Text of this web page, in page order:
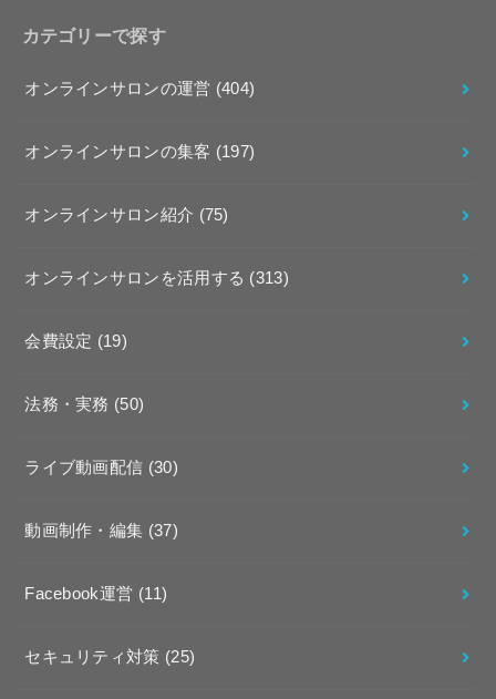
カテゴリーで探す
オンラインサロンの運営 (404)
オンラインサロンの集客 (197)
オンラインサロン紹介 (75)
オンラインサロンを活用する (313)
会費設定 (19)
法務・実務 (50)
ライブ動画配信 (30)
動画制作・編集 (37)
Facebook運営 (11)
セキュリティ対策 (25)